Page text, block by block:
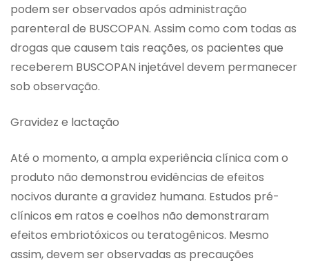
podem ser observados após administração
parenteral de BUSCOPAN. Assim como com todas as
drogas que causem tais reações, os pacientes que
receberem BUSCOPAN injetável devem permanecer
sob observação.
Gravidez e lactação
Até o momento, a ampla experiência clínica com o
produto não demonstrou evidências de efeitos
nocivos durante a gravidez humana. Estudos pré-
clínicos em ratos e coelhos não demonstraram
efeitos embriotóxicos ou teratogênicos. Mesmo
assim, devem ser observadas as precauções